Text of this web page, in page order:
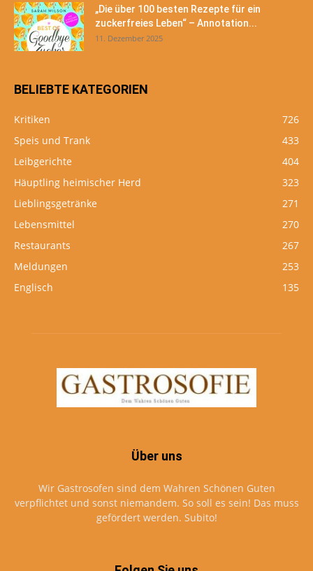
„Die über 100 besten Rezepte für ein
zuckerfreies Leben“ – Annotation...
11. Dezember 2025
BELIEBTE KATEGORIEN
Kritiken
726
Speis und Trank
433
Leibgerichte
404
Häuptling heimischer Herd
323
Lieblingsgetränke
271
Lebensmittel
270
Restaurants
267
Meldungen
253
Englisch
135
Über uns
Wir Gastrosofen sind dem Wahren Schönen Guten
verpflichtet und sonst niemandem. So soll es sein! Das muss
gefördert werden. Subito!